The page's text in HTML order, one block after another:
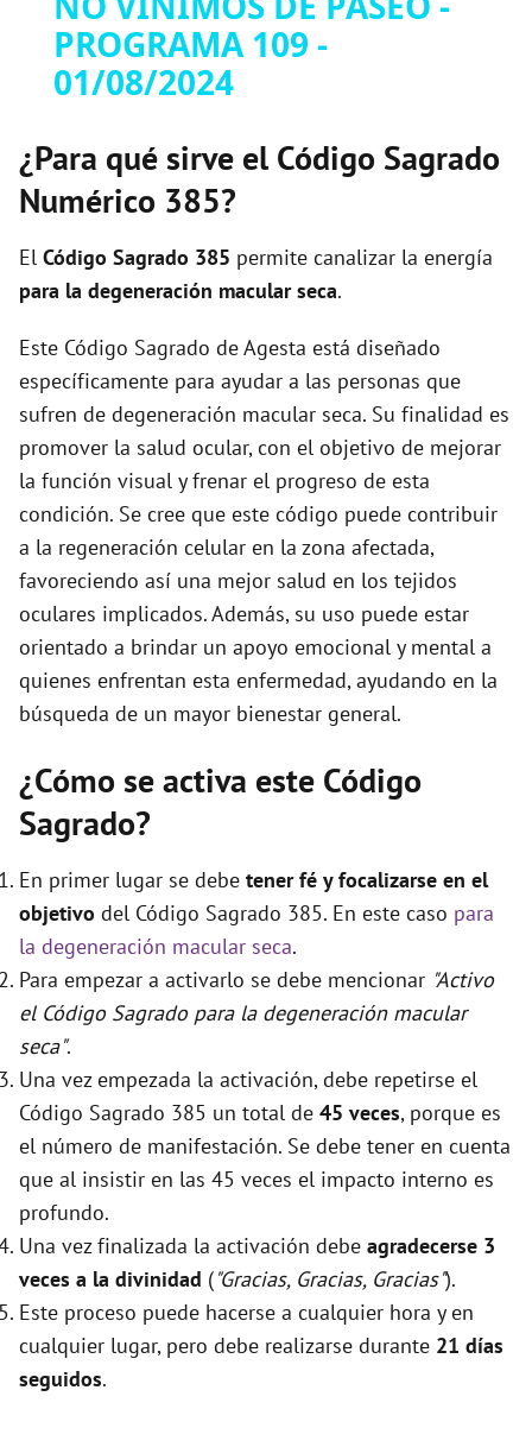
a
i
e
o
PROGRAMA 109 -
01/08/2024
¿Para qué sirve el Código Sagrado
Numérico 385?
El Código Sagrado 385 permite canalizar la energía
para la degeneración macular seca.
Este Código Sagrado de Agesta está diseñado
específicamente para ayudar a las personas que
sufren de degeneración macular seca. Su finalidad es
promover la salud ocular, con el objetivo de mejorar
la función visual y frenar el progreso de esta
condición. Se cree que este código puede contribuir
a la regeneración celular en la zona afectada,
favoreciendo así una mejor salud en los tejidos
oculares implicados. Además, su uso puede estar
orientado a brindar un apoyo emocional y mental a
quienes enfrentan esta enfermedad, ayudando en la
búsqueda de un mayor bienestar general.
¿Cómo se activa este Código
Sagrado?
En primer lugar se debe tener fé y focalizarse en el
objetivo del Código Sagrado 385. En este caso para
la degeneración macular seca.
Para empezar a activarlo se debe mencionar "Activo
el Código Sagrado para la degeneración macular
seca".
Una vez empezada la activación, debe repetirse el
Código Sagrado 385 un total de 45 veces, porque es
el número de manifestación. Se debe tener en cuenta
que al insistir en las 45 veces el impacto interno es
profundo.
Una vez finalizada la activación debe agradecerse 3
veces a la divinidad ("Gracias, Gracias, Gracias").
Este proceso puede hacerse a cualquier hora y en
cualquier lugar, pero debe realizarse durante 21 días
seguidos.